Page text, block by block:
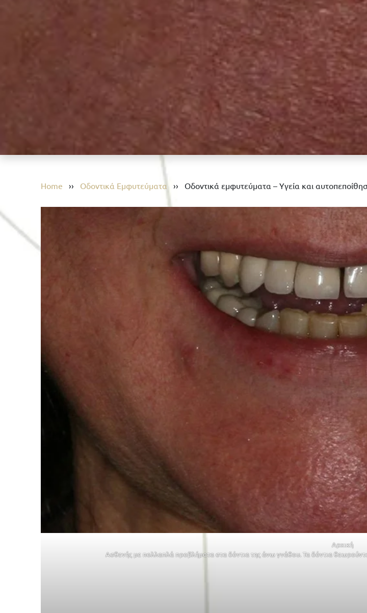
Home ›› Οδοντικά Εμφυτεύματα ›› Οδοντικά εμφυτεύματα – Υγεία και
Αρχική
Ασθενής με πολλαπλά προβλήματα στα δόντια της άνω γνάθου. Τα δόντια